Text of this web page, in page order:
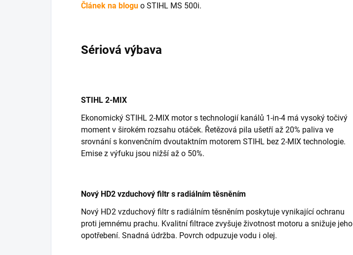
Článek na blogu o STIHL MS 500i.
Sériová výbava
STIHL 2-MIX
Ekonomický STIHL 2-MIX motor s technologií kanálů 1-in-4 má vysoký točivý
moment v širokém rozsahu otáček. Řetězová pila ušetří až 20% paliva ve
srovnání s konvenčním dvoutaktním motorem STIHL bez 2-MIX technologie.
Emise z výfuku jsou nižší až o 50%.
Nový HD2 vzduchový filtr s radiálním těsněním
Nový HD2 vzduchový filtr s radiálním těsněním poskytuje vynikající ochranu
proti jemnému prachu. Kvalitní filtrace zvyšuje životnost motoru a snižuje jeho
opotřebení. Snadná údržba. Povrch odpuzuje vodu i olej.